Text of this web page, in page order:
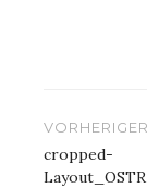
cropped-